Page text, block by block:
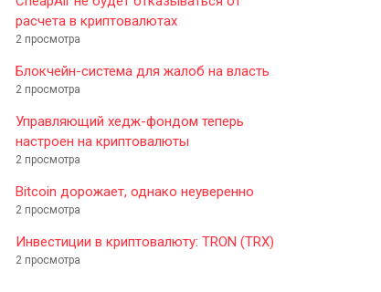
расчета в криптовалютах
2 просмотра
Блокчейн-система для жалоб на власть
2 просмотра
Управляющий хедж-фондом теперь
настроен на криптовалюты
2 просмотра
Bitcoin дорожает, однако неуверенно
2 просмотра
Инвестиции в криптовалюту: TRON (TRX)
2 просмотра